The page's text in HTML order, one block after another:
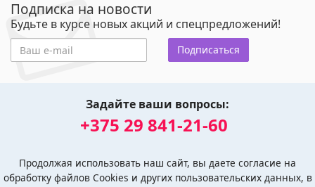
Подписка на новости
Будьте в курсе новых акций и спецпредложений!
Подписаться
Задайте ваши вопросы:
+375 29 841-21-60
Продолжая использовать наш сайт, вы даете согласие на
обработку файлов Cookies и других пользовательских данных, в